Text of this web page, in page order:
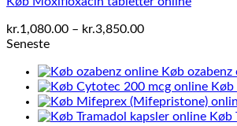
kr.1,080.00 – kr.3,850.00Prisinterval:
kr.3,850.00
Seneste
Køb ozabenz
Køb